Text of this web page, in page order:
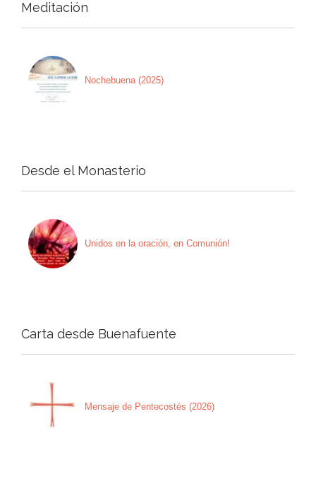
Meditación
Nochebuena (2025)
Desde el Monasterio
Unidos en la oración, en Comunión!
Carta desde Buenafuente
Mensaje de Pentecostés (2026)